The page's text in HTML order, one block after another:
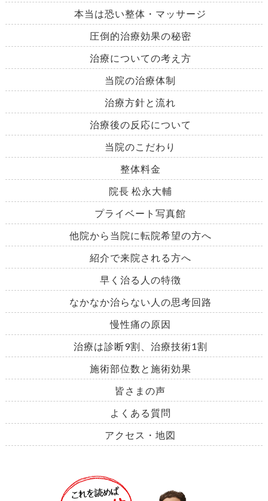
本当は恐い整体・マッサージ
圧倒的治療効果の秘密
治療についての考え方
当院の治療体制
治療方針と流れ
治療後の反応について
当院のこだわり
整体料金
院長 松永大輔
プライベート写真館
他院から当院に転院希望の方へ
紹介で来院される方へ
早く治る人の特徴
なかなか治らない人の思考回路
慢性痛の原因
治療は診断9割、治療技術1割
施術部位数と施術効果
皆さまの声
よくある質問
アクセス・地図